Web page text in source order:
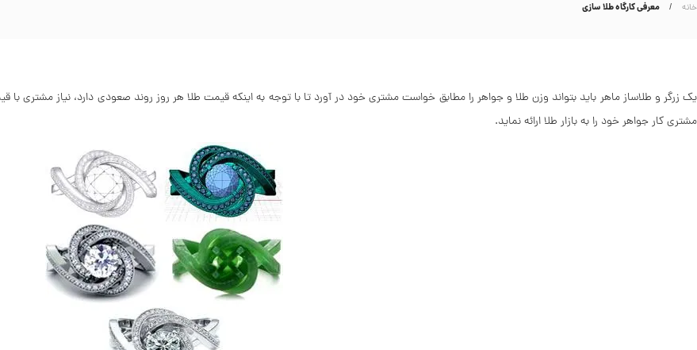
خانه معرفی کارگاه طلا سازی
یک زرگر و طلاساز ماهر باید بتواند وزن طلا و جواهر را مطابق خواست مشتری خود در آورد تا با توجه به اینکه قیمت طلا هر روز روند صعودی دارد، نیاز
مشتری کار جواهر خود را به بازار طلا ارائه نماید.